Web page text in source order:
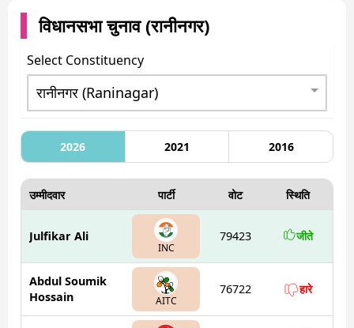
विधानसभा चुनाव (रानीनगर)
Select Constituency
2026 2021 2016
उम्मीदवार पार्टी वोट स्थिति
Julfikar Ali
INC
79423 जीते
Abdul Soumik
Hossain
AITC
76722 हारे